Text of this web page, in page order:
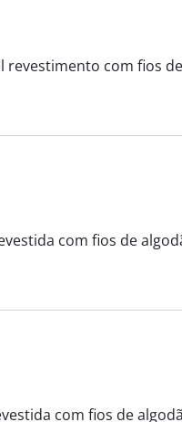
com fios
com fios de
com fios de